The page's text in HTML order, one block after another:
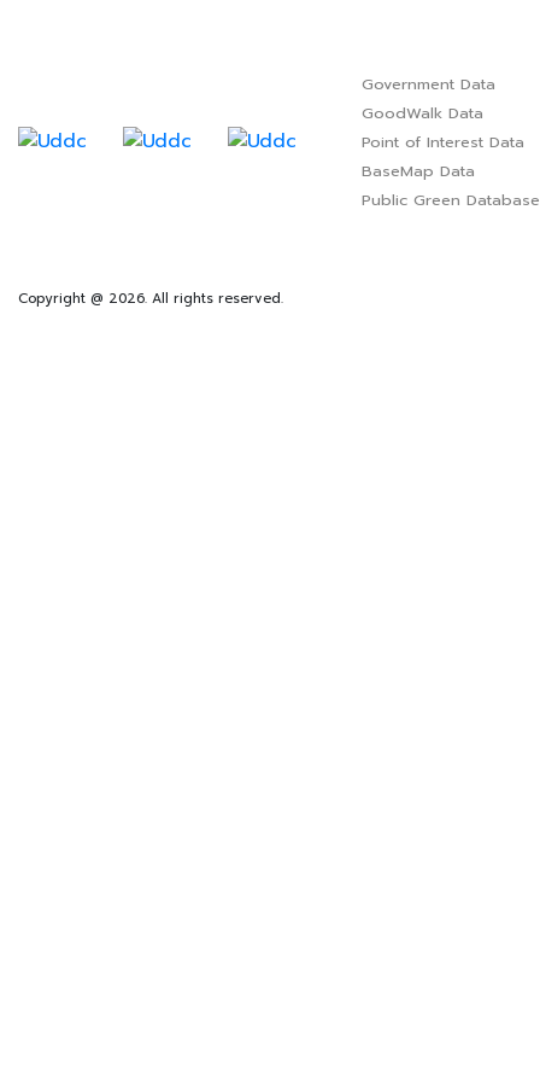
Government Data
GoodWalk Data
Point of Interest Data
BaseMap Data
Public Green Database
Copyright @ 2026. All rights reserved.